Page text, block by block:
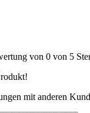
von 0 von 5
mit anderen